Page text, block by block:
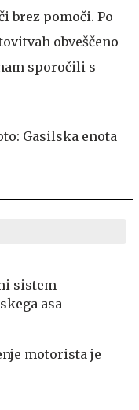
brez pomoči. Po
obveščeno
sporočili s
sistem
asa
motorista je